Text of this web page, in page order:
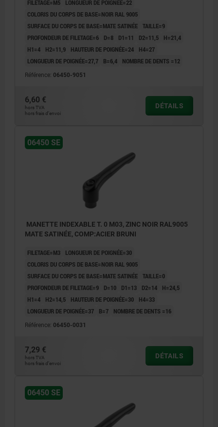
FILETAGE=M5
LONGUEUR DE POIGNÉE=22
COLORIS DU CORPS DE BASE=NOIR RAL 9005
SURFACE DU CORPS DE BASE=MATE SATINÉE TAILLE=9
PROFONDEUR DE FILETAGE=6
D=8 D1=11 D2=11,5
H=21,4
H1=4
H2=11,9 HAUTEUR DE POIGNÉE=24
H4=27
LONGUEUR DE POIGNÉE=27,7
B=6,4 NOMBRE DE DENTS =12
Référence: 06450-9051
6,60 €
hors TVA
hors frais d’envoi
DÉTAILS
06450 SE
MANETTE INDEXABLE T. 0 M03, ZINC NOIR RAL9005
MATE SATINÉE, COMP:ACIER BRUNI
FILETAGE=M3
LONGUEUR DE POIGNÉE=30
COLORIS DU CORPS DE BASE=NOIR RAL 9005
SURFACE DU CORPS DE BASE=MATE SATINÉE TAILLE=0
PROFONDEUR DE FILETAGE=9
D=10 D1=13 D2=14
H=24,5
H1=4
H2=14,5 HAUTEUR DE POIGNÉE=30
H4=33
LONGUEUR DE POIGNÉE=37
B=7 NOMBRE DE DENTS =16
Référence: 06450-0031
7,29 €
hors TVA
hors frais d’envoi
DÉTAILS
06450 SE